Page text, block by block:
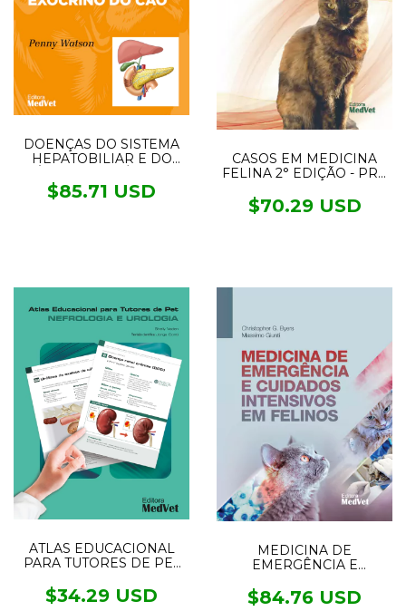
DOENÇAS DO SISTEMA
HEPATOBILIAR E DO
DO CÃO
$85.71 USD
CASOS EM MEDICINA
FELINA 2° EDIÇÃO - PRÉ
PARTIR DO DIA 16/08/23
$70.29 USD
ATLAS EDUCACIONAL
PARA TUTORES DE PET
UROLOGIA
$34.29 USD
MEDICINA DE
EMERGÊNCIA E
EM FELINOS
$84.76 USD